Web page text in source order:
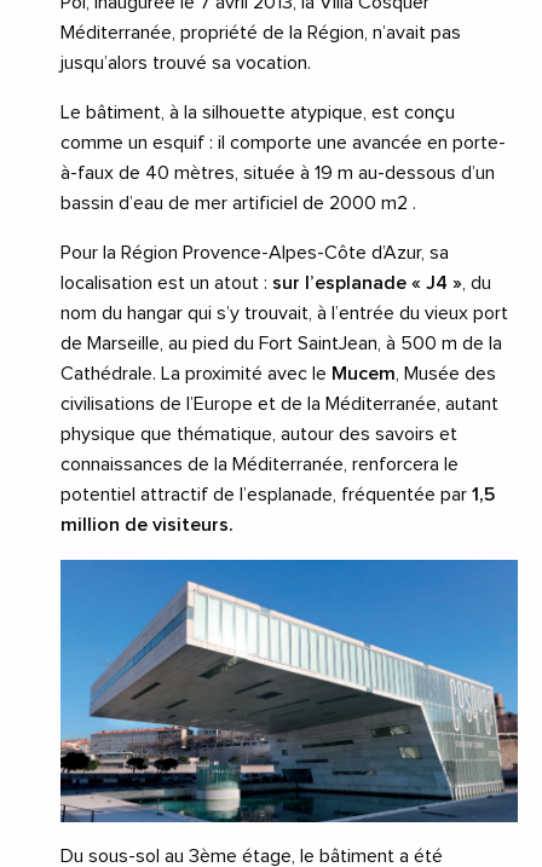
Méditerranée, propriété de la Région, n’avait pas
jusqu’alors trouvé sa vocation.
Le bâtiment, à la silhouette atypique, est conçu
comme un esquif : il comporte une avancée en porte-
à-faux de 40 mètres, située à 19 m au-dessous d’un
bassin d’eau de mer artificiel de 2000 m2 .
Pour la Région Provence-Alpes-Côte d’Azur, sa
localisation est un atout : sur l’esplanade « J4 » , du
nom du hangar qui s’y trouvait, à l’entrée du vieux port
de Marseille, au pied du Fort SaintJean, à 500 m de la
Cathédrale. La proximité avec le Mucem , Musée des
civilisations de l’Europe et de la Méditerranée, autant
physique que thématique, autour des savoirs et
connaissances de la Méditerranée, renforcera le
potentiel attractif de l’esplanade, fréquentée par 1,5
million de visiteurs.
Du sous-sol au 3ème étage, le bâtiment a été